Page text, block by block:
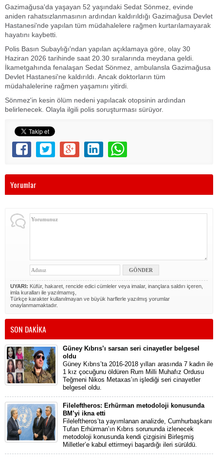
Gazimağusa'da yaşayan 52 yaşındaki Sedat Sönmez, evinde
aniden rahatsızlanmasının ardından kaldırıldığı Gazimağusa Devlet
Hastanesi'nde yapılan tüm müdahalelere rağmen kurtarılamayarak
hayatını kaybetti.
Polis Basın Subaylığı'ndan yapılan açıklamaya göre, olay 30
Haziran 2026 tarihinde saat 20.30 sıralarında meydana geldi.
İkametgahında fenalaşan Sedat Sönmez, ambulansla Gazimağusa
Devlet Hastanesi'ne kaldırıldı. Ancak doktorların tüm
müdahalelerine rağmen yaşamını yitirdi.
Sönmez'in kesin ölüm nedeni yapılacak otopsinin ardından
belirlenecek. Olayla ilgili polis soruşturması sürüyor.
Yorumlar
UYARI: Küfür, hakaret, rencide edici cümleler veya imalar, inançlara saldırı içeren,
imla kuralları ile yazılmamış,
Türkçe karakter kullanılmayan ve büyük harflerle yazılmış yorumlar
onaylanmamaktadır.
SON DAKİKA
Güney Kıbrıs’ı sarsan seri cinayetler belgesel
oldu
Güney Kıbrıs’ta 2016-2018 yılları arasında 7 kadın ile
1 kız çocuğunu öldüren Rum Milli Muhafız Ordusu
Teğmeni Nikos Metaxas’ın işlediği seri cinayetler
belgesel oldu.
Fileleftheros: Erhürman metodoloji konusunda
BM’yi ikna etti
Fileleftheros’ta yayımlanan analizde, Cumhurbaşkanı
Tufan Erhürman’ın Kıbrıs sorununda izlenecek
metodoloji konusunda kendi çizgisini Birleşmiş
Milletler’e kabul ettirmeyi başardığı ileri sürüldü.